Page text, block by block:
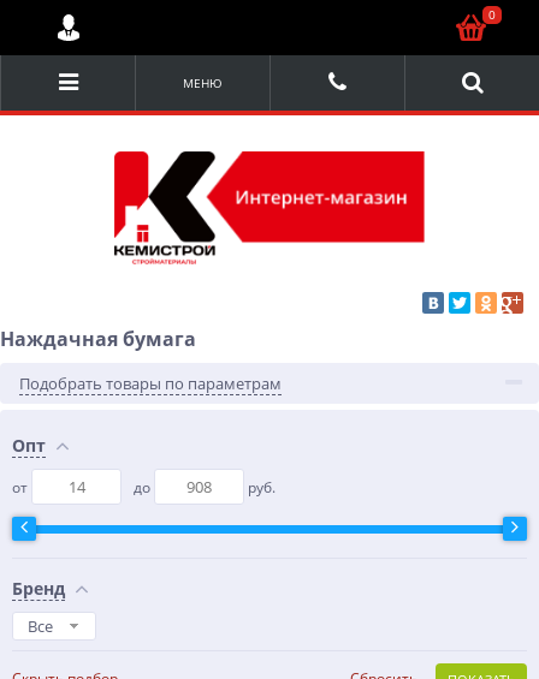
МЕНЮ
Наждачная бумага
Подобрать товары по параметрам
Опт
от до руб.
Бренд
Все
0